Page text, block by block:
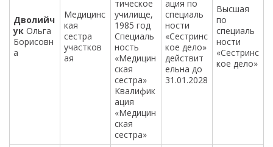
Дволийч
ук Ольга
Борисовн
а
Медицинс
кая
сестра
участков
ая
тическое
училище,
1985 год
Специаль
ность
«Медицин
ская
сестра»
Квалифик
ация
«Медицин
ская
сестра»
ация по
специаль
ности
«Сестринс
кое дело»
действит
ельна до
31.01.2028
Высшая
по
специаль
ности
«Сестринс
кое дело»